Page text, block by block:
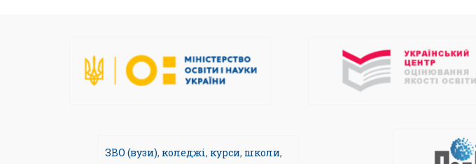
ЗВО (вузи), коледжі, курси, школи,